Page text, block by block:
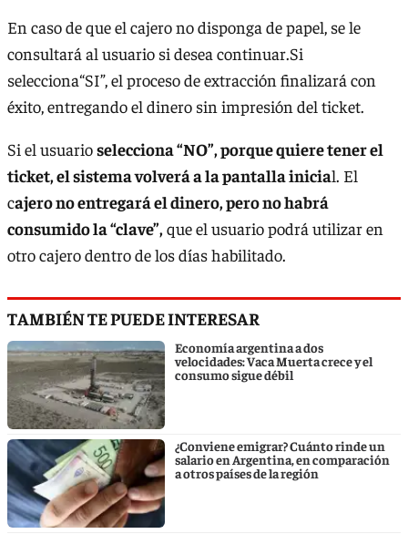
En caso de que el cajero no disponga de papel, se le
consultará al usuario si desea continuar.Si
selecciona“SI”, el proceso de extracción finalizará con
éxito, entregando el dinero sin impresión del ticket.
Si el usuarioselecciona “NO”, porque quiere tener el
ticket, el sistema volverá a la pantalla inicial. El
cajero no entregará el dinero, pero no habrá
consumido la “clave”,que el usuario podrá utilizar en
otro cajero dentro de los días habilitado.
TAMBIÉN TE PUEDE INTERESAR
Economía argentina a dos
velocidades: Vaca Muerta crece y el
consumo sigue débil
¿Conviene emigrar? Cuánto rinde un
salario en Argentina, en comparación
a otros países de la región